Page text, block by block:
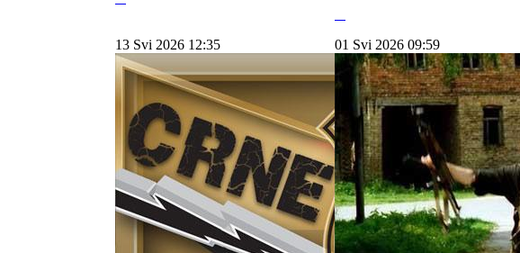
13 Svi 2026 12:35 01 Svi 2026 09:59